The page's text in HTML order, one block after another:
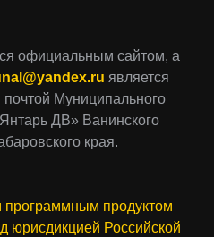
официальным сайтом, а
является
Муниципального
ДВ» Ванинского
края.
программным продуктом
юрисдикцией Российской